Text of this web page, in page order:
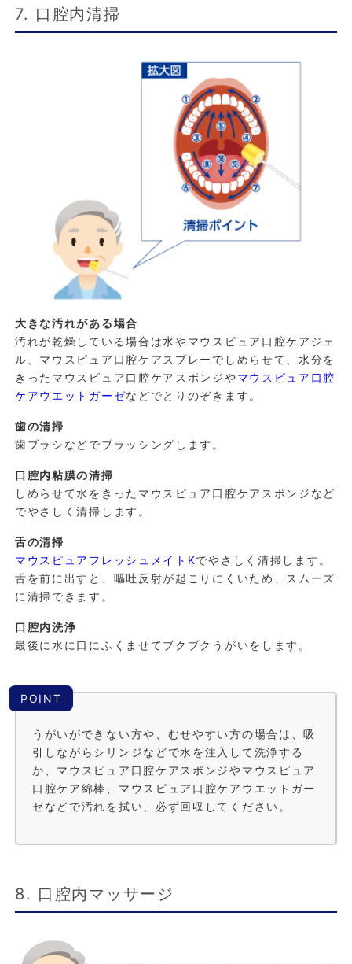
7. 口腔内清掃
大きな汚れがある場合
汚れが乾燥している場合は水やマウスピュア口腔ケアジェ
ル、マウスピュア口腔ケアスプレーでしめらせて、水分を
きったマウスピュア口腔ケアスポンジやマウスピュア口腔
ケアウエットガーゼなどでとりのぞきます。
歯の清掃
歯ブラシなどでブラッシングします。
口腔内粘膜の清掃
しめらせて水をきったマウスピュア口腔ケアスポンジなど
でやさしく清掃します。
舌の清掃
マウスピュアフレッシュメイトKでやさしく清掃します。
舌を前に出すと、嘔吐反射が起こりにくいため、スムーズ
に清掃できます。
口腔内洗浄
最後に水に口にふくませてブクブクうがいをします。
POINT
うがいができない方や、むせやすい方の場合は、吸
引しながらシリンジなどで水を注入して洗浄する
か、マウスピュア口腔ケアスポンジやマウスピュア
口腔ケア綿棒、マウスピュア口腔ケアウエットガー
ゼなどで汚れを拭い、必ず回収してください。
8. 口腔内マッサージ